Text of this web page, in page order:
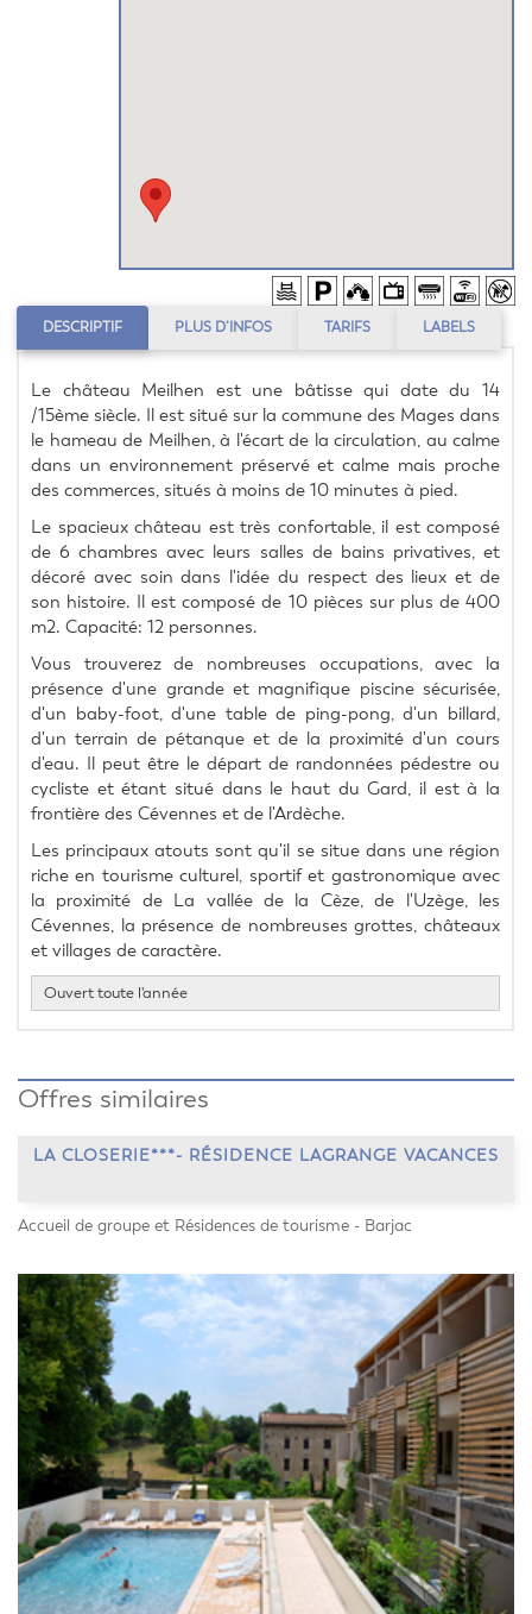
DESCRIPTIF PLUS D’INFOS TARIFS LABELS
Le château Meilhen est une bâtisse qui date du 14
/15ème siècle. Il est situé sur la commune des Mages dans
le hameau de Meilhen, à l'écart de la circulation, au calme
dans un environnement préservé et calme mais proche
des commerces, situés à moins de 10 minutes à pied.
Le spacieux château est très confortable, il est composé
de 6 chambres avec leurs salles de bains privatives, et
décoré avec soin dans l'idée du respect des lieux et de
son histoire. Il est composé de 10 pièces sur plus de 400
m2. Capacité: 12 personnes.
Vous trouverez de nombreuses occupations, avec la
présence d'une grande et magnifique piscine sécurisée,
d'un baby-foot, d'une table de ping-pong, d'un billard,
d'un terrain de pétanque et de la proximité d'un cours
d'eau. Il peut être le départ de randonnées pédestre ou
cycliste et étant situé dans le haut du Gard, il est à la
frontière des Cévennes et de l'Ardèche.
Les principaux atouts sont qu'il se situe dans une région
riche en tourisme culturel, sportif et gastronomique avec
la proximité de La vallée de la Cèze, de l'Uzège, les
Cévennes, la présence de nombreuses grottes, châteaux
et villages de caractère.
Ouvert toute l'année
Offres similaires
LA CLOSERIE***- RÉSIDENCE LAGRANGE VACANCES
Accueil de groupe et Résidences de tourisme - Barjac